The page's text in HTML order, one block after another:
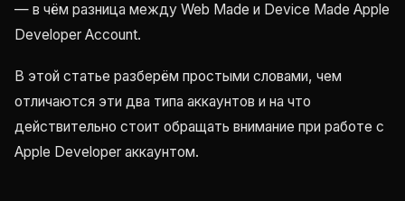
— в чём разница между Web Made и Device Made Apple
Developer Account.
В этой статье разберём простыми словами, чем
отличаются эти два типа аккаунтов и на что
действительно стоит обращать внимание при работе с
Apple Developer аккаунтом.